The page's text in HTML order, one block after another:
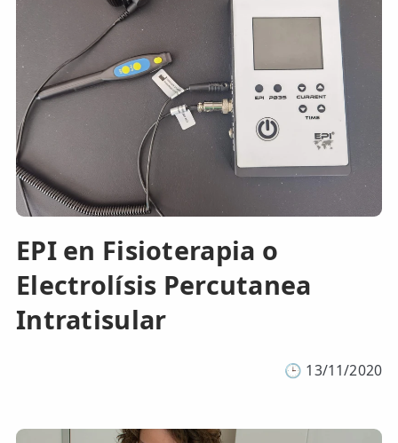
EPI en Fisioterapia o
Electrolísis Percutanea
Intratisular
🕒 13/11/2020